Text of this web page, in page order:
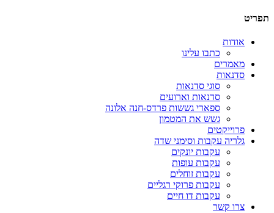
תפריט
אודות
כתבו עלינו
מאמרים
סדנאות
סוגי סדנאות
סדנאות וארועים
ספארי גששות פרדס-חנה אלונה
גשש את המטמון
פרוייקטים
גלריה עקבות וסימני שדה
עקבות יונקים
עקבות עופות
עקבות זוחלים
עקבות פרוקי רגליים
עקבות דו חיים
צרו קשר